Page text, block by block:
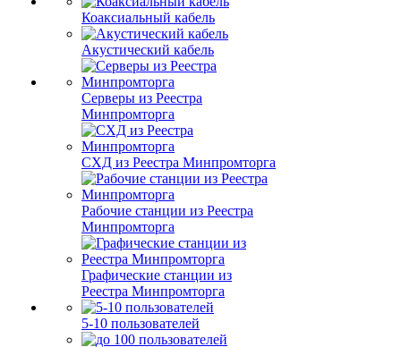
Коаксиальный кабель
Акустический кабель
Серверы из Реестра
Минпромторга
СХД из Реестра Минпромторга
Рабочие станции из Реестра
Минпромторга
Графические станции из
Реестра Минпромторга
5-10 пользователей